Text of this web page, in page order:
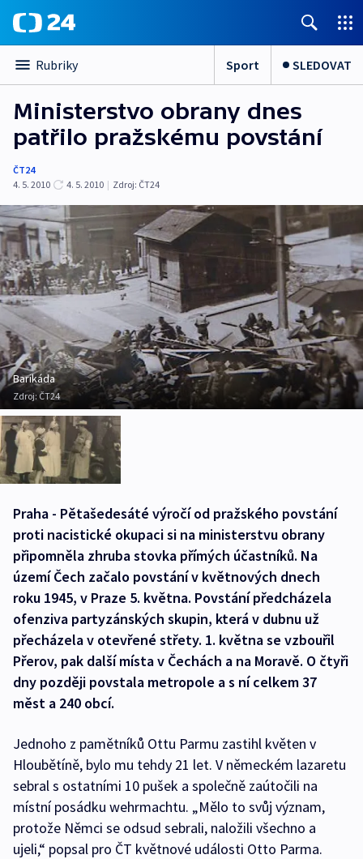
Rubriky Sport SLEDOVAT
Ministerstvo obrany dnes
patřilo pražskému povstání
ČT24
4. 5. 2010
4. 5. 2010 | Zdroj: ČT24
Barikáda
Zdroj: ČT24
Praha - Pětašedesáté výročí od pražského povstání
proti nacistické okupaci si na ministerstvu obrany
připomněla zhruba stovka přímých účastníků. Na
území Čech začalo povstání v květnových dnech
roku 1945, v Praze 5. května. Povstání předcházela
ofenziva partyzánských skupin, která v dubnu už
přecházela v otevřené střety. 1. května se vzbouřil
Přerov, pak další místa v Čechách a na Moravě. O čtyři
dny později povstala metropole a s ní celkem 37
měst a 240 obcí.
Jednoho z pamětníků Ottu Parmu zastihl květen v
Hloubětíně, bylo mu tehdy 21 let. V německém lazaretu
sebral s ostatními 10 pušek a společně zaútočili na
místní posádku wehrmachtu. „Mělo to svůj význam,
protože Němci se odsud sebrali, naložili všechno a
ujeli,“ popsal pro ČT květnové události Otto Parma.